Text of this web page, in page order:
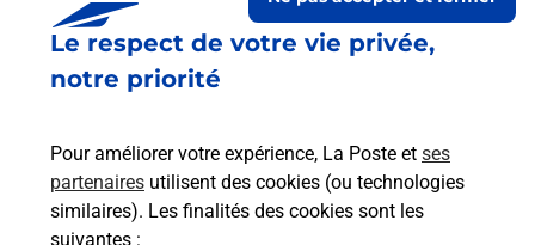
Le respect de votre vie privée,
notre priorité
Pour améliorer votre expérience, La Poste et ses
partenaires utilisent des cookies (ou technologies
similaires). Les finalités des cookies sont les
suivantes :
Est-il possible d’acheter un
emballage directement depuis un
Comment demander une